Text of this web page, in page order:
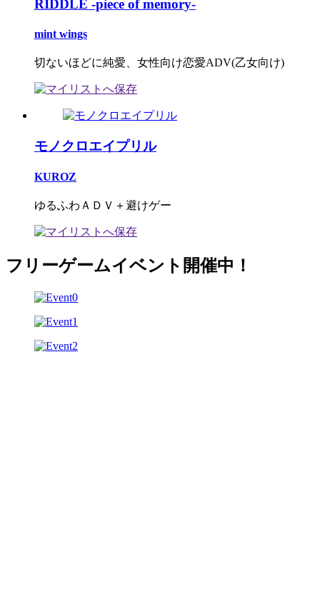
RIDDLE -piece of memory-
mint wings
切ないほどに純愛、女性向け恋愛ADV(乙女向け)
モノクロエイプリル
KUROZ
ゆるふわＡＤＶ＋避けゲー
フリーゲームイベント開催中！